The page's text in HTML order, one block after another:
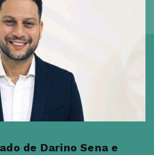
de Darino Sena e